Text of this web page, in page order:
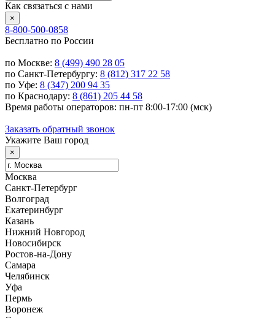
Как связаться с нами
×
8-800-500-0858
Бесплатно по России
по Москве: 8 (499) 490 28 05
по Санкт-Петербургу: 8 (812) 317 22 58
по Уфе: 8 (347) 200 94 35
по Краснодару: 8 (861) 205 44 58
Время работы операторов: пн-пт 8:00-17:00 (мск)
Заказать обратный звонок
Укажите Ваш город
×
Москва
Санкт-Петербург
Волгоград
Екатеринбург
Казань
Нижний Новгород
Новосибирск
Ростов-на-Дону
Самара
Челябинск
Уфа
Пермь
Воронеж